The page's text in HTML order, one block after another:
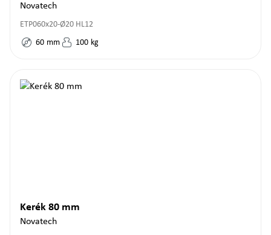
Novatech
ETP060x20-Ø20 HL12
60 mm 100 kg
Kerék 80 mm
Novatech